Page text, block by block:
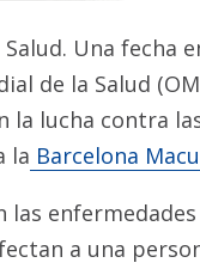
Una fecha
de la Salud
la lucha contra
la Barcelona
las
a una